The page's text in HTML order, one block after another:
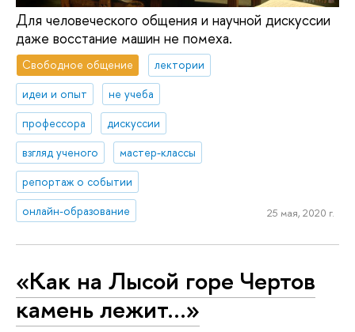
Для человеческого общения и научной дискуссии
даже восстание машин не помеха.
Свободное общение
лектории
идеи и опыт
не учеба
профессора
дискуссии
взгляд ученого
мастер-классы
репортаж о событии
онлайн-образование
25 мая, 2020 г.
«Как на Лысой горе Чертов
камень лежит…»